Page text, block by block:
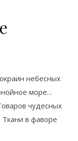
небесных
море…
чудесных
в фаворе